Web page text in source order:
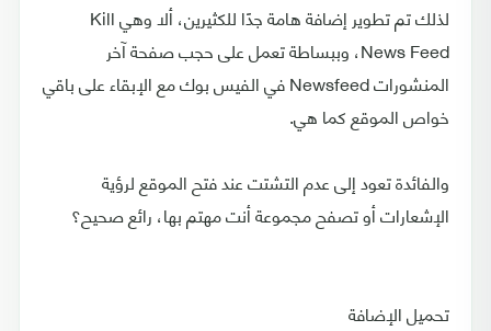
لذلك تم تطوير إضافة هامة جدًا للكثيرين، ألا وهي Kill
News Feed، وببساطة تعمل على حجب صفحة آخر
المنشورات Newsfeed في الفيس بوك مع الإبقاء على باقي
خواص الموقع كما هي.
والفائدة تعود إلى عدم التشتت عند فتح الموقع لرؤية
الإشعارات أو تصفح مجموعة أنت مهتم بها، رائع صحيح؟
تحميل الإضافة